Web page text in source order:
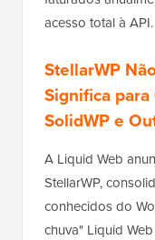
acesso total à API.
StellarWP
Significa para
SolidWP e
A Liquid Web
StellarWP,
conhecidos do
chuva" Liquid